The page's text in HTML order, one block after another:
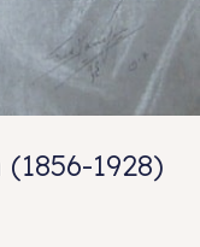
1928)